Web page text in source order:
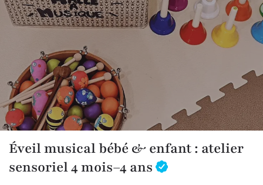
Éveil musical bébé & enfant : atelier
sensoriel 4 mois–4 ans